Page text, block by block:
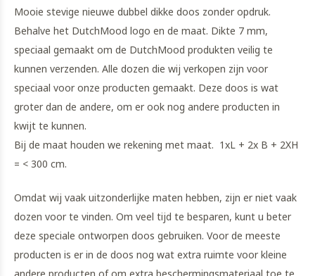
Mooie stevige nieuwe dubbel dikke doos zonder opdruk.
Behalve het DutchMood logo en de maat. Dikte 7 mm,
speciaal gemaakt om de DutchMood produkten veilig te
kunnen verzenden. Alle dozen die wij verkopen zijn voor
speciaal voor onze producten gemaakt. Deze doos is wat
groter dan de andere, om er ook nog andere producten in
kwijt te kunnen.
Bij de maat houden we rekening met maat. 1xL + 2x B + 2XH
= < 300 cm.
Omdat wij vaak uitzonderlijke maten hebben, zijn er niet vaak
dozen voor te vinden. Om veel tijd te besparen, kunt u beter
deze speciale ontworpen doos gebruiken. Voor de meeste
producten is er in de doos nog wat extra ruimte voor kleine